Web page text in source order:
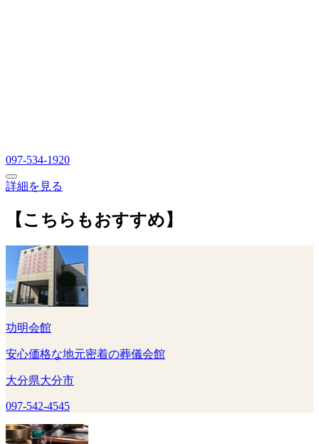
097-534-1920
詳細を見る
【こちらもおすすめ】
功明会館
安心価格な地元密着の葬儀会館
大分県大分市
097-542-4545